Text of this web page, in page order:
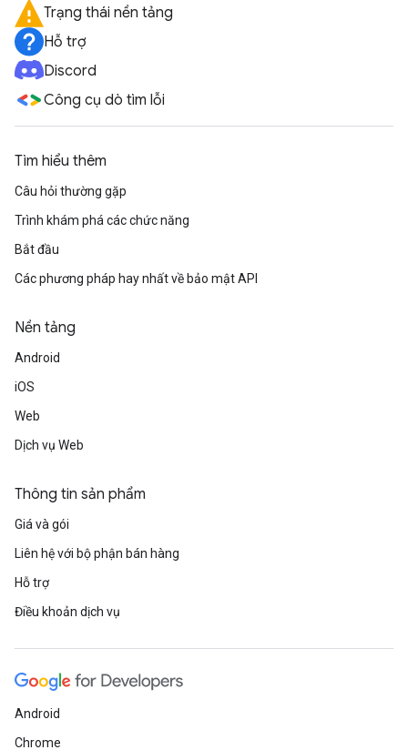
Trạng thái nền tảng
Hỗ trợ
Discord
Công cụ dò tìm lỗi
Tìm hiểu thêm
Câu hỏi thường gặp
Trình khám phá các chức năng
Bắt đầu
Các phương pháp hay nhất về bảo mật API
Nền tảng
Android
iOS
Web
Dịch vụ Web
Thông tin sản phẩm
Giá và gói
Liên hệ với bộ phận bán hàng
Hỗ trợ
Điều khoản dịch vụ
Android
Chrome